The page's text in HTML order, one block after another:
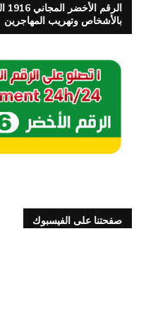
بالأشخاص وتهريب المهاجرين
صفحتنا على الفيسبوك